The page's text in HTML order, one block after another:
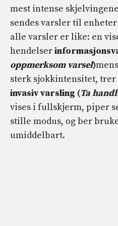
mest intense
sendes varsler til
alle varsler er like: en
hendelser
oppmerksom varsel)
sterk sjokkintensitet,
invasiv varsling (Ta
vises i fullskjerm, piper
stille modus, og ber
umiddelbart.